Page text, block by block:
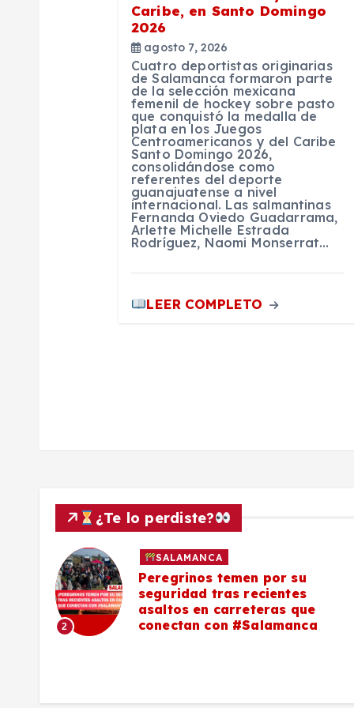
Caribe, en Santo Domingo
2026
agosto 7, 2026
Cuatro deportistas originarias
de Salamanca formaron parte
de la selección mexicana
femenil de hockey sobre pasto
que conquistó la medalla de
plata en los Juegos
Centroamericanos y del Caribe
Santo Domingo 2026,
consolidándose como
referentes del deporte
guanajuatense a nivel
internacional. Las salmantinas
Fernanda Oviedo Guadarrama,
Arlette Michelle Estrada
Rodríguez, Naomi Monserrat…
LEER COMPLETO
¿Te lo perdiste?
2
SALAMANCA
Peregrinos temen por su
seguridad tras recientes
asaltos en carreteras que
conectan con #Salamanca